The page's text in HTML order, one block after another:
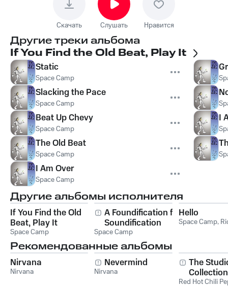
Скачать Слушать Нравится
Другие треки альбома
If You Find the Old Beat, Play It
Static
Space Camp
Slacking the Pace
Space Camp
Beat Up Chevy
Space Camp
The Old Beat
Space Camp
I Am Over
Space Camp
I
Другие альбомы исполнителя
If You Find the Old
Beat, Play It
Space Camp
A Foundification for
Soundification
Space Camp
Hello
Space Camp,
Рекомендованные альбомы
Nirvana
Nirvana
Nevermind
Nirvana
The
Collection
Red Hot Chili